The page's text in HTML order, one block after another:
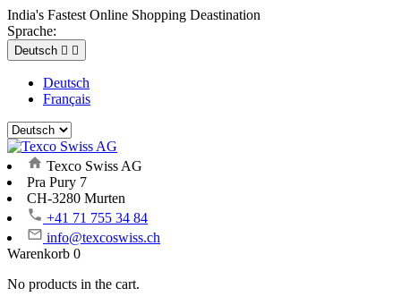
India's Fastest Online Shopping Deastination
Sprache:
Deutsch  
Deutsch
Français
Texco Swiss AG
Pra Pury 7
CH-3280 Murten
+41 71 755 34 84
info@texcoswiss.ch
Warenkorb 0
No products in the cart.